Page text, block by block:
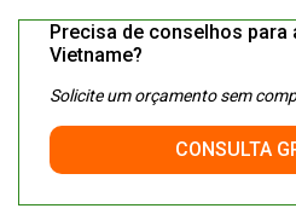
Precisa de conselhos para
Vietname?
Solicite um orçamento sem
CONSULTA